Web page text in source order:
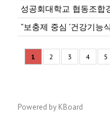
1 2 3 4 5
Powered by KBoard